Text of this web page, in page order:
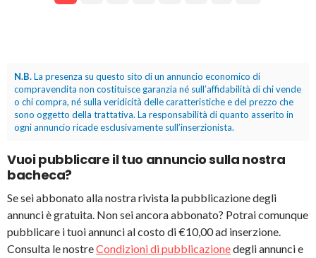
N.B.La presenza su questo sito di un annuncio economico di
compravendita non costituisce garanzia né sull’affidabilità di chi vende
o chi compra, né sulla veridicità delle caratteristiche e del prezzo che
sono oggetto della trattativa. La responsabilità di quanto asserito in
ogni annuncio ricade esclusivamente sull’inserzionista.
Vuoi pubblicare il tuo annuncio sulla nostra
bacheca?
Se sei abbonato alla nostra rivista la pubblicazione degli
annunci è gratuita. Non sei ancora abbonato? Potrai comunque
pubblicare i tuoi annunci al costo di €10,00 ad inserzione.
Consulta le nostreCondizioni di pubblicazionedegli annunci e